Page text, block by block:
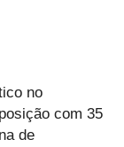
no
com 35
de